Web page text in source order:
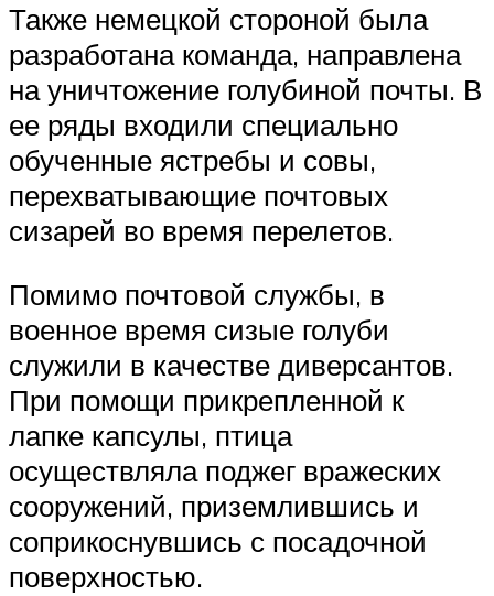
Также немецкой стороной была
разработана команда, направлена
на уничтожение голубиной почты. В
ее ряды входили специально
обученные ястребы и совы,
перехватывающие почтовых
сизарей во время перелетов.
Помимо почтовой службы, в
военное время сизые голуби
служили в качестве диверсантов.
При помощи прикрепленной к
лапке капсулы, птица
осуществляла поджег вражеских
сооружений, приземлившись и
соприкоснувшись с посадочной
поверхностью.